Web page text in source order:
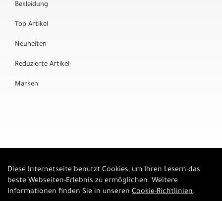
Bekleidung
Top Artikel
Neuheiten
Reduzierte Artikel
Marken
Diese Internetseite benutzt Cookies, um Ihren Lesern das
beste Webseiten-Erlebnis zu ermöglichen. Weitere
Informationen finden Sie in unseren Cookie-Richtlinien.
Auftrag widerrufen